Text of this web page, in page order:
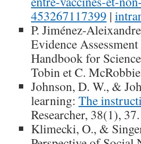
453267117399 |
P. Jiménez-
Evidence
Handbook for
Tobin et C.
Johnson, D. W., &
learning: The
Researcher, 38(1), 37.
Klimecki, O., &